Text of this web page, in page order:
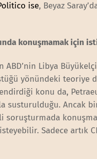
ise, Beyaz
konuşmamak için
ABD’nin Libya
yönündeki
konu da,
susturulduğu. Ancak
Sadece artık